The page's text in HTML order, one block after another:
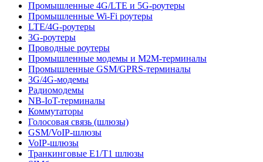
Промышленные 4G/LTE и 5G-роутеры
Промышленные Wi-Fi роутеры
LTE/4G-роутеры
3G-роутеры
Проводные роутеры
Промышленные модемы и M2M-терминалы
Промышленные GSM/GPRS-терминалы
3G/4G-модемы
Радиомодемы
NB-IoT-терминалы
Коммутаторы
Голосовая связь (шлюзы)
GSM/VoIP-шлюзы
VoIP-шлюзы
Транкинговые E1/T1 шлюзы